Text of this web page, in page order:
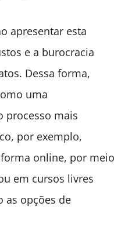
apresentar esta
e a burocracia
Dessa forma,
uma
processo mais
por exemplo,
online, por meio
em cursos livres
as opções de